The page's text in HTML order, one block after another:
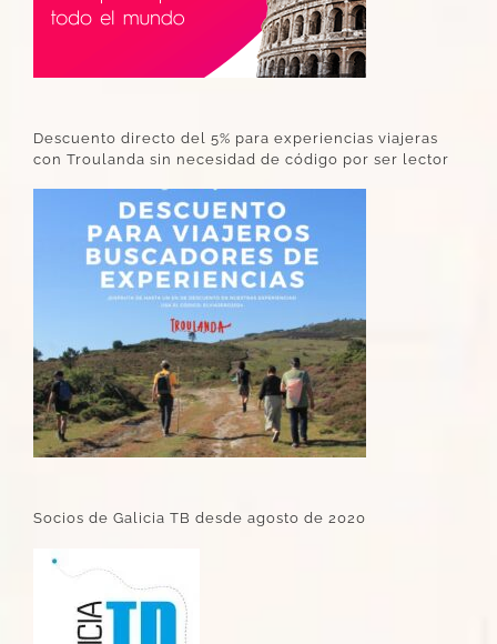
Descuento directo del 5% para experiencias viajeras
con Troulanda sin necesidad de código por ser lector
Socios de Galicia TB desde agosto de 2020